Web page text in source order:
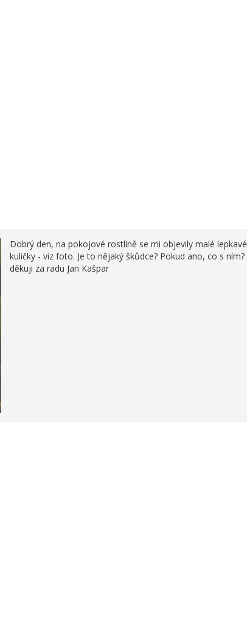
Dobrý den, na pokojové rostlině se mi objevily malé lepkavé
kuličky - viz foto. Je to nějaký škůdce? Pokud ano, co s ním?
děkuji za radu Jan Kašpar